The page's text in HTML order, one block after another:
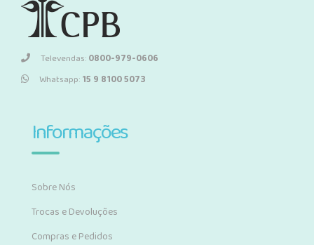
Televendas:0800-979-0606
Whatsapp:15 9 8100 5073
Informações
Sobre Nós
Trocas e Devoluções
Compras e Pedidos